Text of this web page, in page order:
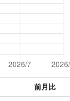
前月比